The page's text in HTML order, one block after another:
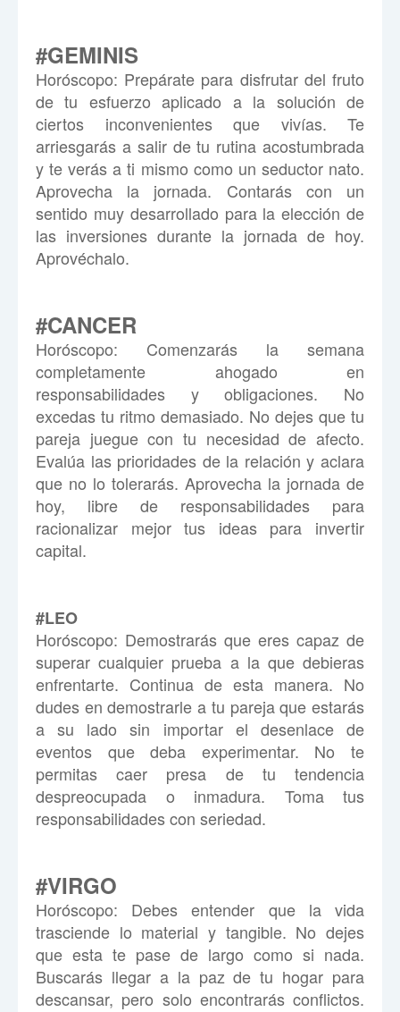
#GEMINIS
Horóscopo: Prepárate para disfrutar del fruto
de tu esfuerzo aplicado a la solución de
ciertos inconvenientes que vivías. Te
arriesgarás a salir de tu rutina acostumbrada
y te verás a ti mismo como un seductor nato.
Aprovecha la jornada. Contarás con un
sentido muy desarrollado para la elección de
las inversiones durante la jornada de hoy.
Aprovéchalo.
#CANCER
Horóscopo: Comenzarás la semana
completamente ahogado en
responsabilidades y obligaciones. No
excedas tu ritmo demasiado. No dejes que tu
pareja juegue con tu necesidad de afecto.
Evalúa las prioridades de la relación y aclara
que no lo tolerarás. Aprovecha la jornada de
hoy, libre de responsabilidades para
racionalizar mejor tus ideas para invertir
capital.
#LEO
Horóscopo: Demostrarás que eres capaz de
superar cualquier prueba a la que debieras
enfrentarte. Continua de esta manera. No
dudes en demostrarle a tu pareja que estarás
a su lado sin importar el desenlace de
eventos que deba experimentar. No te
permitas caer presa de tu tendencia
despreocupada o inmadura. Toma tus
responsabilidades con seriedad.
#VIRGO
Horóscopo: Debes entender que la vida
trasciende lo material y tangible. No dejes
que esta te pase de largo como si nada.
Buscarás llegar a la paz de tu hogar para
descansar, pero solo encontrarás conflictos.